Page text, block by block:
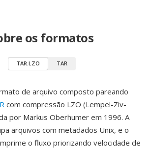
os formatos
TAR.LZO TAR
de arquivo composto pareando
com compressão LZO (Lempel-Ziv-
por Markus Oberhumer em 1996. A
arquivos com metadados Unix, e o
o fluxo priorizando velocidade de